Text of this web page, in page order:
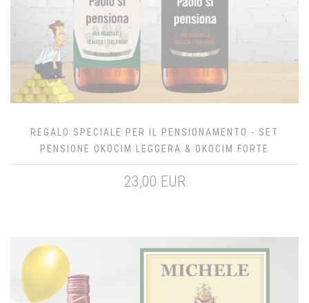
REGALO SPECIALE PER IL PENSIONAMENTO - SET
PENSIONE OKOCIM LEGGERA & OKOCIM FORTE
23,00 EUR